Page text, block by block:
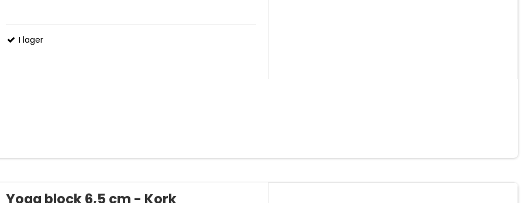
I lager
Yoga block 6,5 cm - Kork